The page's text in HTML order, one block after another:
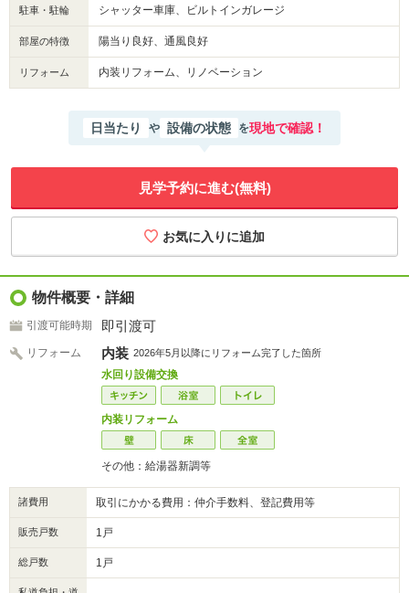
駐車・駐輪 シャッター車庫、ビルトインガレージ
部屋の特徴 陽当り良好、通風良好
リフォーム 内装リフォーム、リノベーション
日当たり や 設備の状態 を現地で確認！
見学予約に進む(無料)
物件概要・詳細
引渡可能時期 即引渡可
リフォーム 内装 2026年5月以降にリフォーム完了した箇所
水回り設備交換
内装リフォーム
その他：給湯器新調等
諸費用 取引にかかる費用：仲介手数料、登記費用等
販売戸数 1戸
総戸数 1戸